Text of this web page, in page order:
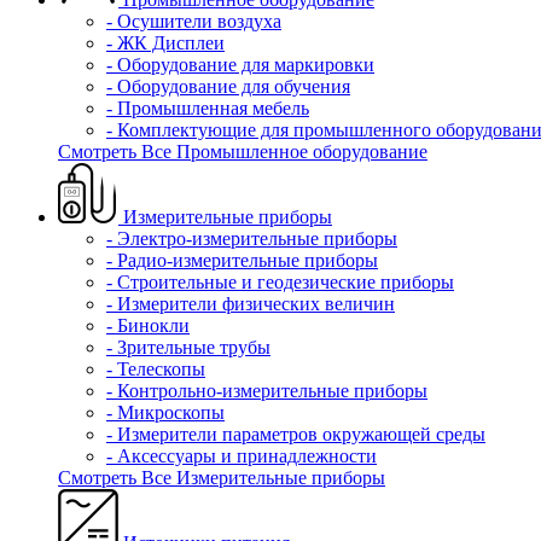
- Осушители воздуха
- ЖК Дисплеи
- Оборудование для маркировки
- Оборудование для обучения
- Промышленная мебель
- Комплектующие для промышленного
Смотреть Все Промышленное оборудование
Измерительные приборы
- Электро-измерительные приборы
- Радио-измерительные приборы
- Строительные и геодезические приборы
- Измерители физических величин
- Бинокли
- Зрительные трубы
- Телескопы
- Контрольно-измерительные приборы
- Микроскопы
- Измерители параметров окружающей среды
- Аксессуары и принадлежности
Смотреть Все Измерительные приборы